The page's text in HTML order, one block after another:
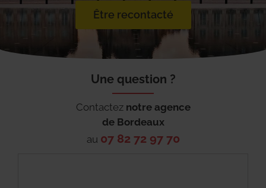
Être recontacté
Une question ?
Contactez notre agence
de Bordeaux
au 07 82 72 97 70